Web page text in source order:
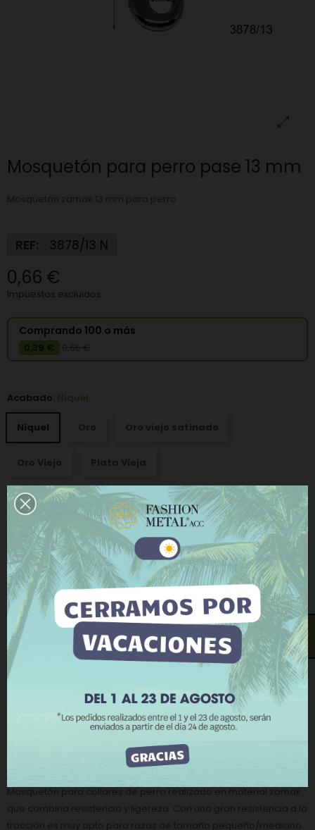
Mosquetón para perro pase 13 mm
REF: 3878/13 N
0,66 €
Impuestos excluidos
Comprando 100 o más
0,39 €
Acabado: Niquel
Niquel
− AÑADIR AL CARRITO
COMPRAR AHORA
Añadir a la lista de deseos Añadir a comparar
La cantidad mínima en el pedido de compra para el producto es
10.
Herrajes para collares de perros,
Mosquetones para collares de perros
Mosquetón para collares de perro realizado en material zamak
Este sitio web utiliza cookies propias y de terceros
para mejorar nuestros servicios y mostrarle
publicidad relacionada con sus preferencias
mediante el análisis de sus hábitos de navegación.
Para dar su consentimiento sobre su uso pulse el
botón Acepto.
Más información Personalizar cookies
ACEPTO
¿Te llamamos?